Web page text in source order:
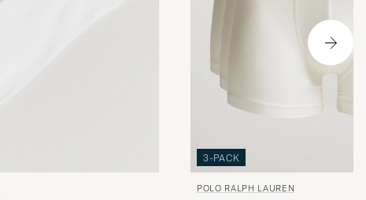
3-PACK
POLO RALPH LAUREN